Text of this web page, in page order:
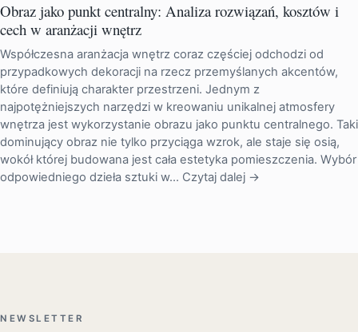
Obraz jako punkt centralny: Analiza rozwiązań, kosztów i
cech w aranżacji wnętrz
Współczesna aranżacja wnętrz coraz częściej odchodzi od
przypadkowych dekoracji na rzecz przemyślanych akcentów,
które definiują charakter przestrzeni. Jednym z
najpotężniejszych narzędzi w kreowaniu unikalnej atmosfery
wnętrza jest wykorzystanie obrazu jako punktu centralnego. Taki
dominujący obraz nie tylko przyciąga wzrok, ale staje się osią,
wokół której budowana jest cała estetyka pomieszczenia. Wybór
odpowiedniego dzieła sztuki w… Czytaj dalej →
NEWSLETTER